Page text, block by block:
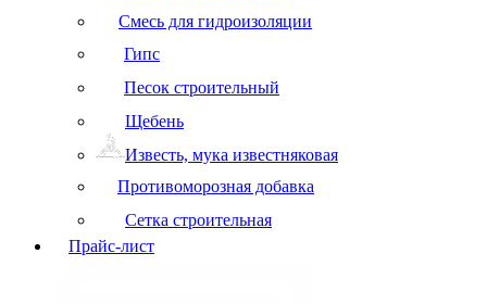
Смесь для гидроизоляции
Гипс
Песок строительный
Щебень
Известь, мука известняковая
Противоморозная добавка
Сетка строительная
Прайс-лист